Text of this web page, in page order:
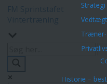
Træner-
Historie –